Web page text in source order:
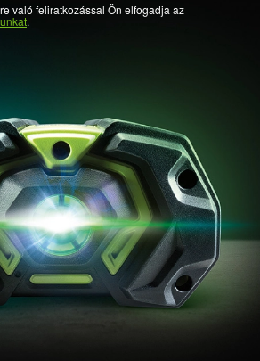
való feliratkozással Ön elfogadja az
.